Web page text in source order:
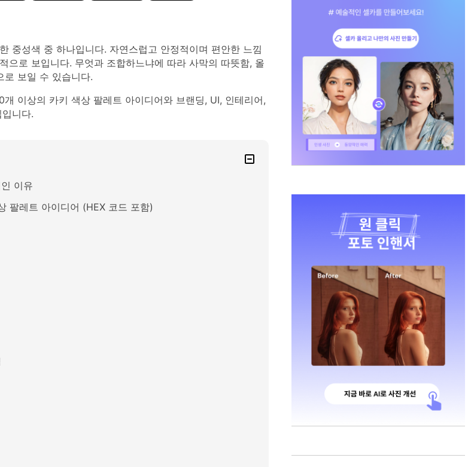
중성색 중 하나입니다. 자연스럽고 안정적이며 편안한 느낌
으로 보입니다. 무엇과 조합하느냐에 따라 사막의 따뜻함, 올
로 보일 수 있습니다.
이상의 카키 색상 팔레트 아이디어와 브랜딩, UI, 인테리어,
니다.
이유
팔레트 아이디어 (HEX 코드 포함)